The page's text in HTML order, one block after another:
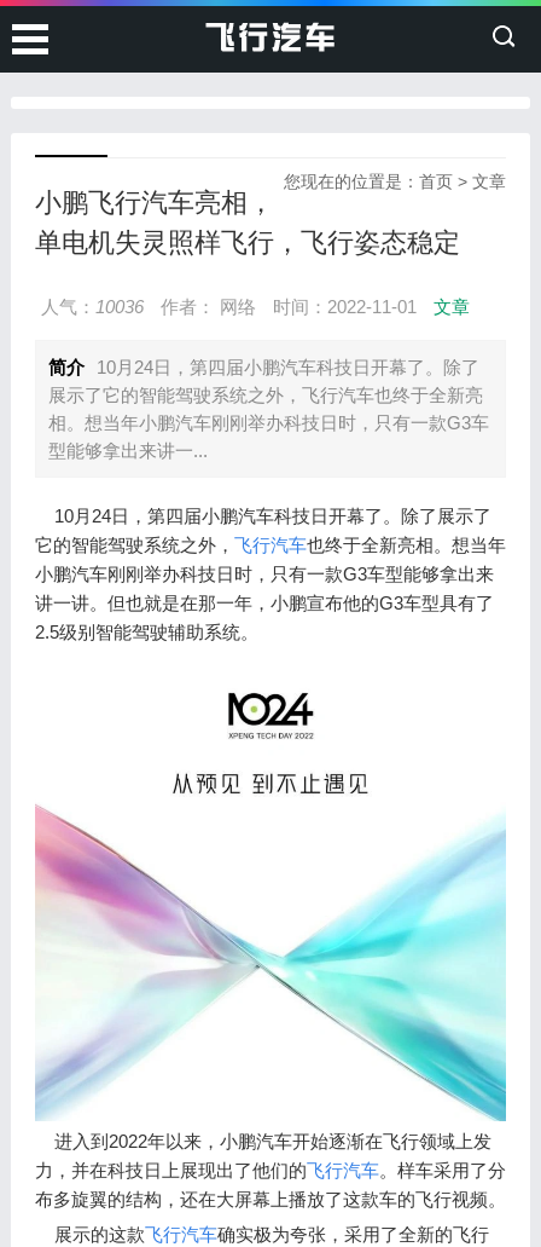
您现在的位置是：首页 >文章
小鹏飞行汽车亮相，
单电机失灵照样飞行，飞行姿态稳定
人气： 10036 作者： 网络 时间：2022-11-01 文章
简介
10月24日，第四届小鹏汽车科技日开幕了。除了
展示了它的智能驾驶系统之外，飞行汽车也终于全新亮
相。想当年小鹏汽车刚刚举办科技日时，只有一款G3车
型能够拿出来讲一...
10月24日，第四届小鹏汽车科技日开幕了。除了展示了
它的智能驾驶系统之外， 飞行汽车也终于全新亮相。想当年
小鹏汽车刚刚举办科技日时，只有一款G3车型能够拿出来
讲一讲。但也就是在那一年，小鹏宣布他的G3车型具有了
2.5级别智能驾驶辅助系统。
进入到2022年以来，小鹏汽车开始逐渐在飞行领域上发
力，并在科技日上展现出了他们的飞行汽车。样车采用了分
布多旋翼的结构，还在大屏幕上播放了这款车的飞行视频。
展示的这款飞行汽车确实极为夸张，采用了全新的飞行